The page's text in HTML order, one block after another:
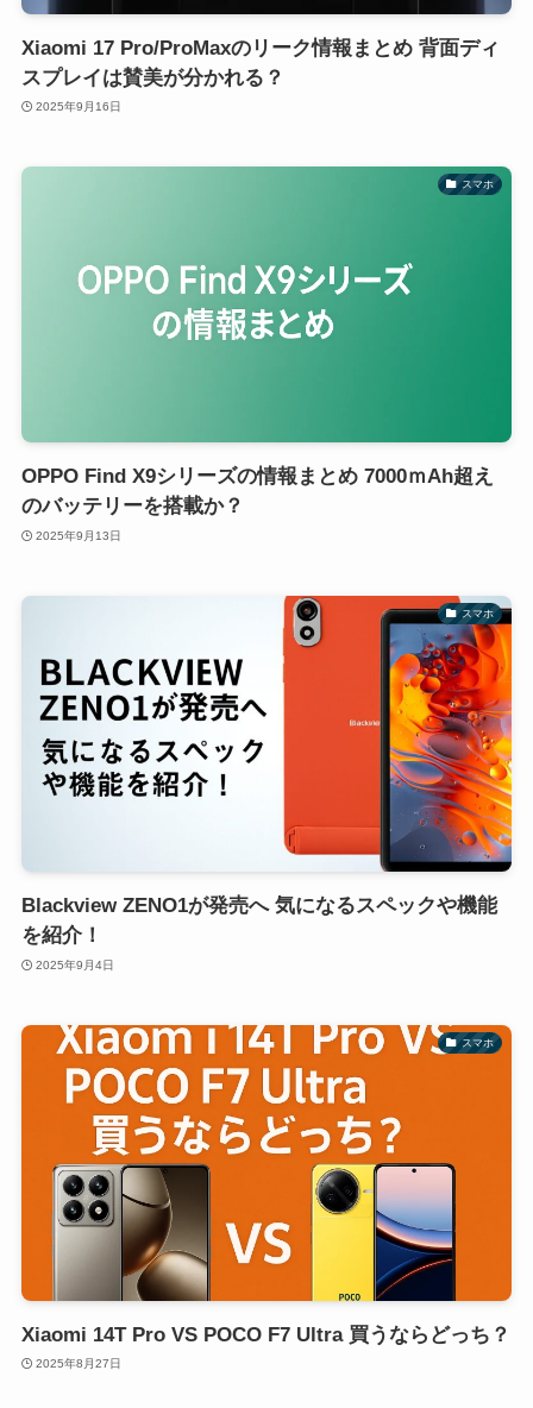
Xiaomi 17 Pro/ProMaxのリーク情報まとめ 背面ディ
スプレイは賛美が分かれる？
2025年9月16日
スマホ
OPPO Find X9シリーズの情報まとめ 7000ｍAh超え
のバッテリーを搭載か？
2025年9月13日
スマホ
Blackview ZENO1が発売へ 気になるスペックや機能
を紹介！
2025年9月4日
スマホ
Xiaomi 14T Pro VS POCO F7 Ultra 買うならどっち？
2025年8月27日